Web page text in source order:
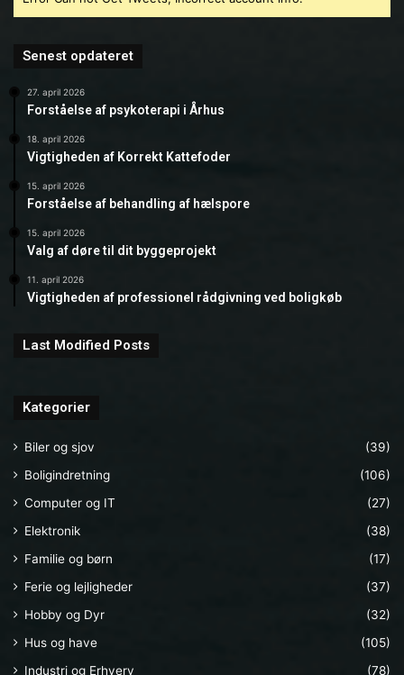
Senest opdateret
27. april 2026
Forståelse af psykoterapi i Århus
18. april 2026
Vigtigheden af Korrekt Kattefoder
15. april 2026
Forståelse af behandling af hælspore
15. april 2026
Valg af døre til dit byggeprojekt
11. april 2026
Vigtigheden af professionel rådgivning ved boligkøb
Last Modified Posts
Kategorier
Biler og sjov
(39)
Boligindretning
(106)
Computer og IT
(27)
Elektronik
(38)
Familie og børn
(17)
Ferie og lejligheder
(37)
Hobby og Dyr
(32)
Hus og have
(105)
Industri og Erhverv
(78)